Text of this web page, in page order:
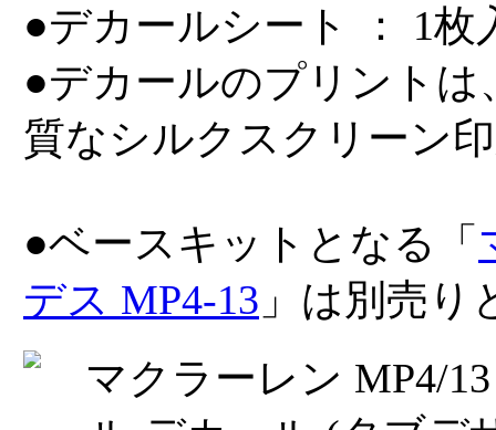
●デカールシート ： 1枚
●デカールのプリントは
質なシルクスクリーン
●ベースキットとなる「
デス MP4-13 」は別売り